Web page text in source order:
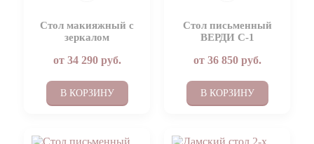
Стол макияжный с
зеркалом
от 34 290руб.
В КОРЗИНУ
Стол письменный
ВЕРДИ C-1
от 36 850руб.
В КОРЗИНУ